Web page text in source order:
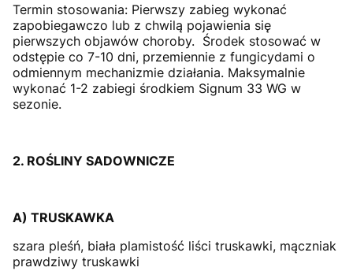
Termin stosowania: Pierwszy zabieg wykonać
zapobiegawczo lub z chwilą pojawienia się
pierwszych objawów choroby. Środek stosować w
odstępie co 7-10 dni, przemiennie z fungicydami o
odmiennym mechanizmie działania. Maksymalnie
wykonać 1-2 zabiegi środkiem Signum 33 WG w
sezonie.
2. ROŚLINY SADOWNICZE
A) TRUSKAWKA
szara pleśń, biała plamistość liści truskawki, mączniak
prawdziwy truskawki